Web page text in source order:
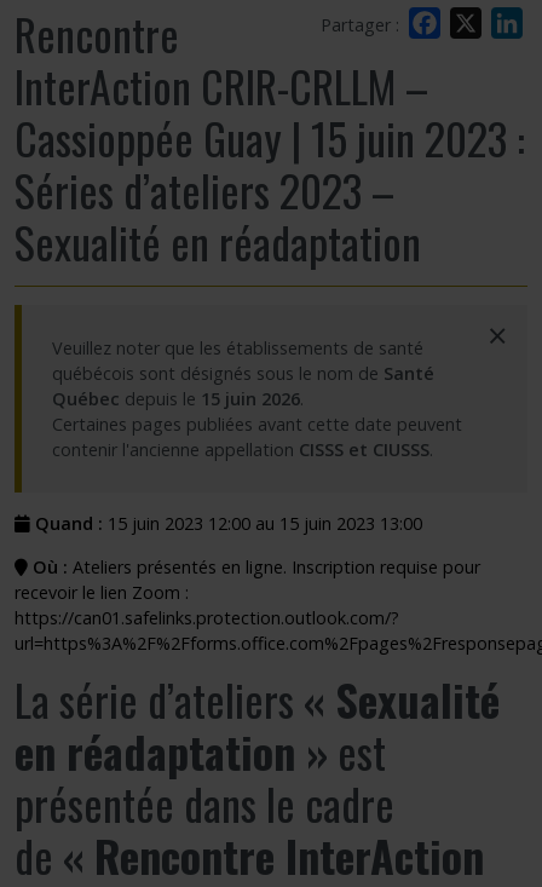
Partager : Facebook
Rencontre
InterAction CRIR-CRLLM –
Cassioppée Guay | 15 juin 2023 :
Séries d’ateliers 2023 –
Sexualité en réadaptation
Veuillez noter que les établissements de santé
québécois sont désignés sous le nom de Santé
Québec depuis le 15 juin 2026.
Certaines pages publiées avant cette date peuvent
contenir l'ancienne appellation CISSS et CIUSSS.
×
Quand : 15 juin 2023 12:00 au 15 juin 2023 13:00
Où : Ateliers présentés en ligne. Inscription requise pour
recevoir le lien Zoom :
https://can01.safelinks.protection.outlook.com/?
La série d’ateliers« Sexualité
en réadaptation » est
présentée dans le cadre
de « Rencontre InterAction